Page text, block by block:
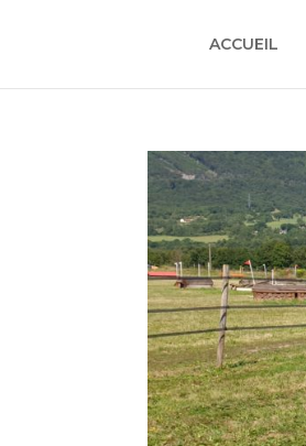
ACCUEIL